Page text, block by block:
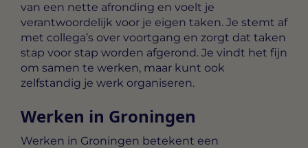
van een nette afronding en voelt je
verantwoordelijk voor je eigen taken. Je stemt af
met collega’s over voortgang en zorgt dat taken
stap voor stap worden afgerond. Je vindt het fijn
om samen te werken, maar kunt ook
zelfstandig je werk organiseren.
Werken in Groningen
Werken in Groningen betekent een